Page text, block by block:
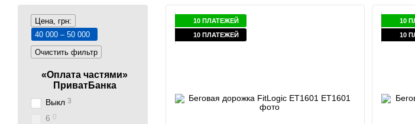
10 ПЛАТЕЖЕЙ
10 ПЛАТЕЖЕЙ
10
10
Цена, грн:
40 000 – 50 000
Очистить фильтр
«Оплата частями»
ПриватБанка
Выкл 3
6 0